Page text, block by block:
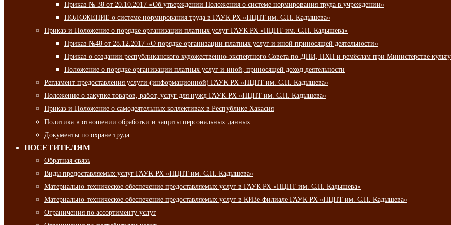
Приказ № 38 от 20.10.2017 «Об утверждении Положения о системе нормирования труда в учреждении»
ПОЛОЖЕНИЕ о системе нормирования труда в ГАУК РХ «НЦНТ им. С.П. Кадышева»
Приказ и Положение о порядке организации платных услуг ГАУК РХ «НЦНТ им. С.П. Кадышева»
Приказ №48 от 28.12.2017 «О порядке организации платных услуг и иной приносящей деятельности»
Приказ о создании республиканского художественно-экспертного Совета по ДПИ, НХП и ремёслам при Министерстве
Положение о порядке организации платных услуг и иной, приносящей доход деятельности
Регламент предоставления услуги (информационной) ГАУК РХ «НЦНТ им. С.П. Кадышева»
Положение о закупке товаров, работ, услуг для нужд ГАУК РХ «НЦНТ им. С.П. Кадышева»
Приказ и Положение о самодеятельных коллективах в Республике Хакасия
Политика в отношении обработки и защиты персональных данных
Документы по охране труда
ПОСЕТИТЕЛЯМ
Обратная связь
Виды предоставляемых услуг ГАУК РХ «НЦНТ им. С.П. Кадышева»
Материально-техническое обеспечение предоставляемых услуг в ГАУК РХ «НЦНТ им. С.П. Кадышева»
Материально-техническое обеспечение предоставляемых услуг в КИЗе-филиале ГАУК РХ «НЦНТ им. С.П. Кадышева»
Ограничения по ассортименту услуг